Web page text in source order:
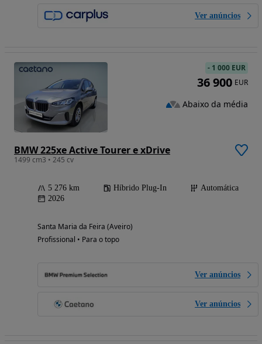
Ver anúncios
BMW 225xe Active Tourer e xDrive
1499 cm3 • 245 cv
5 276 km Híbrido Plug-In
Automática
2026
Santa Maria da Feira (Aveiro)
Profissional • Para o topo
Ver anúncios
Ver anúncios
- 1 000 EUR
36 900 EUR
Abaixo da média